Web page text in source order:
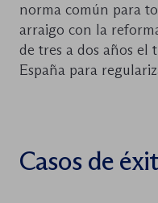
norma común para
arraigo con la
de tres a dos años el
España para
Casos de